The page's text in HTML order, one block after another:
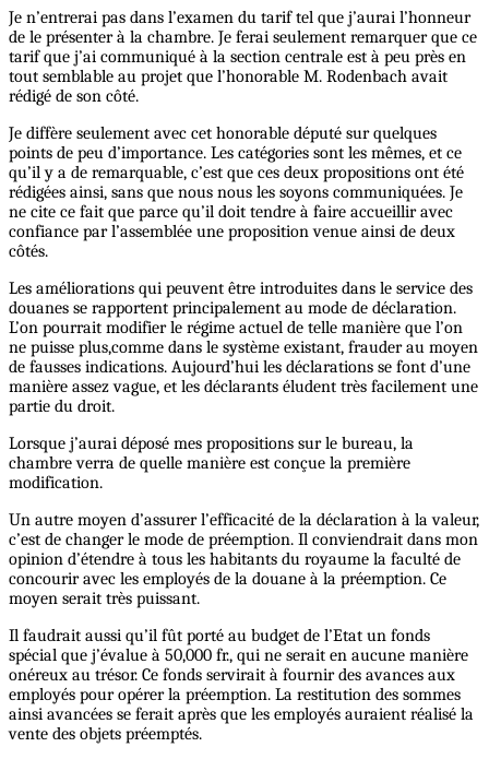
Je n’entrerai pas dans l’examen du tarif tel que j’aurai l’honneur
de le présenter à la chambre. Je ferai seulement remarquer que ce
tarif que j’ai communiqué à la section centrale est à peu près en
tout semblable au projet que l’honorable M. Rodenbach avait
rédigé de son côté.
Je diffère seulement avec cet honorable député sur quelques
points de peu d’importance. Les catégories sont les mêmes, et ce
qu’il y a de remarquable, c’est que ces deux propositions ont été
rédigées ainsi, sans que nous nous les soyons communiquées. Je
ne cite ce fait que parce qu’il doit tendre à faire accueillir avec
confiance par l’assemblée une proposition venue ainsi de deux
côtés.
Les améliorations qui peuvent être introduites dans le service des
douanes se rapportent principalement au mode de déclaration.
L’on pourrait modifier le régime actuel de telle manière que l’on
ne puisse plus,comme dans le système existant, frauder au moyen
de fausses indications. Aujourd’hui les déclarations se font d’une
manière assez vague, et les déclarants éludent très facilement une
partie du droit.
Lorsque j’aurai déposé mes propositions sur le bureau, la
chambre verra de quelle manière est conçue la première
modification.
Un autre moyen d’assurer l’efficacité de la déclaration à la valeur,
c’est de changer le mode de préemption. Il conviendrait dans mon
opinion d’étendre à tous les habitants du royaume la faculté de
concourir avec les employés de la douane à la préemption. Ce
moyen serait très puissant.
Il faudrait aussi qu’il fût porté au budget de l’Etat un fonds
spécial que j’évalue à 50,000 fr., qui ne serait en aucune manière
onéreux au trésor. Ce fonds servirait à fournir des avances aux
employés pour opérer la préemption. La restitution des sommes
ainsi avancées se ferait après que les employés auraient réalisé la
vente des objets préemptés.